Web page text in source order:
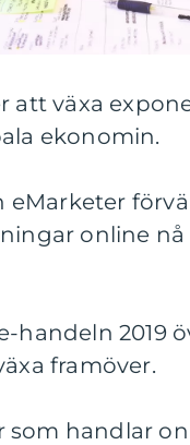
att växa
ekonomin.
eMarketer
online
handeln 2019
framöver.
som handlar